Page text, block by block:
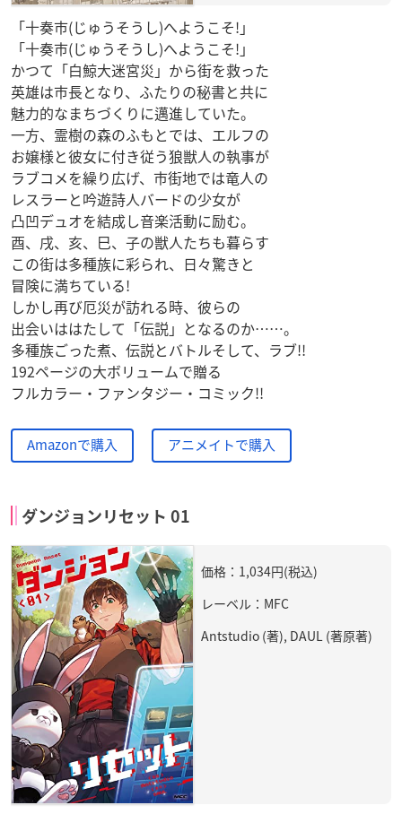
「十奏市(じゅうそうし)へようこそ!」
「十奏市(じゅうそうし)へようこそ!」
かつて「白鯨大迷宮災」から街を救った
英雄は市長となり、ふたりの秘書と共に
魅力的なまちづくりに邁進していた。
一方、霊樹の森のふもとでは、エルフの
お嬢様と彼女に付き従う狼獣人の執事が
ラブコメを繰り広げ、市街地では竜人の
レスラーと吟遊詩人バードの少女が
凸凹デュオを結成し音楽活動に励む。
酉、戌、亥、巳、子の獣人たちも暮らす
この街は多種族に彩られ、日々驚きと
冒険に満ちている!
しかし再び厄災が訪れる時、彼らの
出会いははたして「伝説」となるのか……。
多種族ごった煮、伝説とバトルそして、ラブ!!
192ページの大ボリュームで贈る
フルカラー・ファンタジー・コミック!!
Amazonで購入 アニメイトで購入
ダンジョンリセット 01
価格：1,034円(税込)
レーベル：MFC
Antstudio (著), DAUL (著原著)